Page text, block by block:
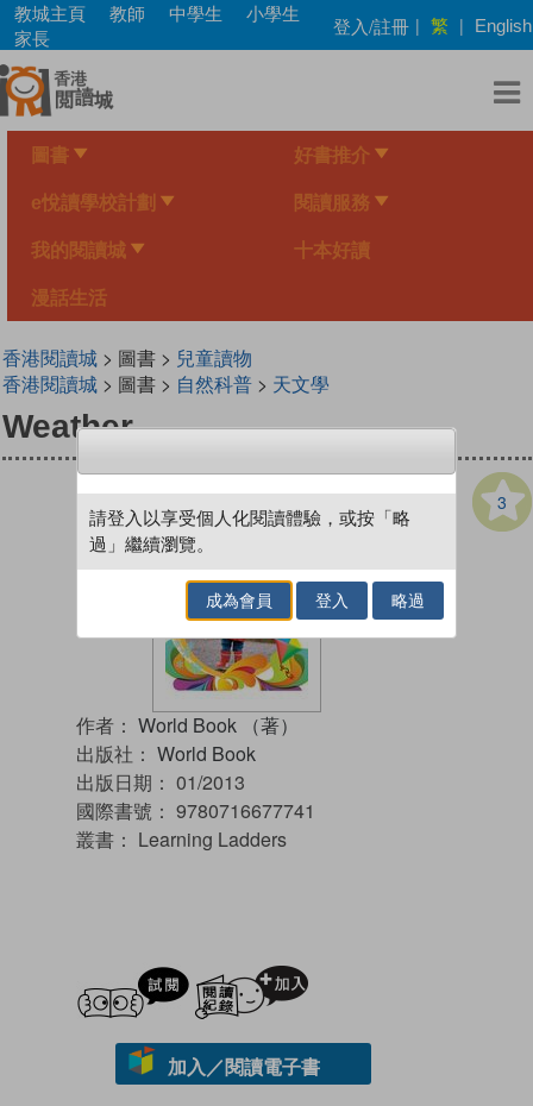
Skip
main
content
教城主頁 教師 中學生
小學生
家長
登入/註冊 | 繁 | English
圖書 好書推介
e悅讀學校計劃 閱讀服務
我的閱讀城 十本好讀
漫話生活
香港閱讀城> 圖書 > 兒童讀物
香港閱讀城> 圖書 > 自然科普> 天文學
Weather
3
作者： World Book （著）
出版社： World Book
出版日期： 01/2013
國際書號： 9780716677741
叢書： Learning Ladders
試閲
加入／閱讀電子書
請登入以享受個人化閱讀體驗，或按「略
過」繼續瀏覽。
成為會員 登入 略過